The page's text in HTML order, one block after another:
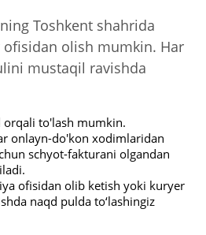
Toshkent shahrida
ofisidan olish mumkin. Har
mustaqil ravishda
orqali to'lash mumkin.
onlayn-do'kon xodimlaridan
schyot-fakturani olgandan
ofisidan olib ketish yoki kuryer
naqd pulda to‘lashingiz